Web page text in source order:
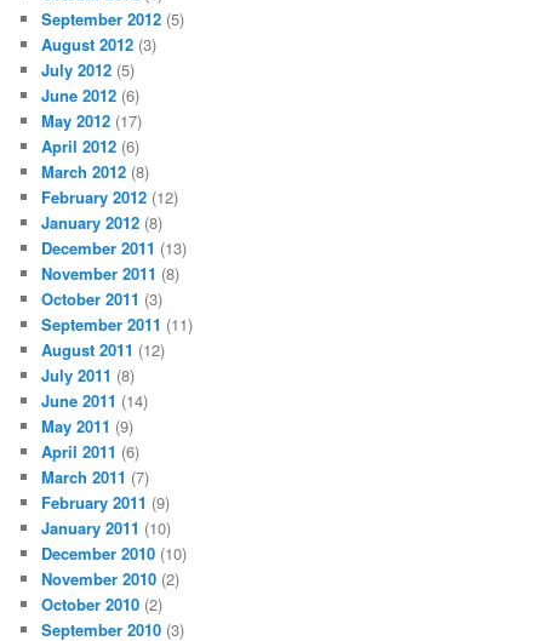
September 2012 (5)
August 2012 (3)
July 2012 (5)
June 2012 (6)
May 2012 (17)
April 2012 (6)
March 2012 (8)
February 2012 (12)
January 2012 (8)
December 2011 (13)
November 2011 (8)
October 2011 (3)
September 2011 (11)
August 2011 (12)
July 2011 (8)
June 2011 (14)
May 2011 (9)
April 2011 (6)
March 2011 (7)
February 2011 (9)
January 2011 (10)
December 2010 (10)
November 2010 (2)
October 2010 (2)
September 2010 (3)